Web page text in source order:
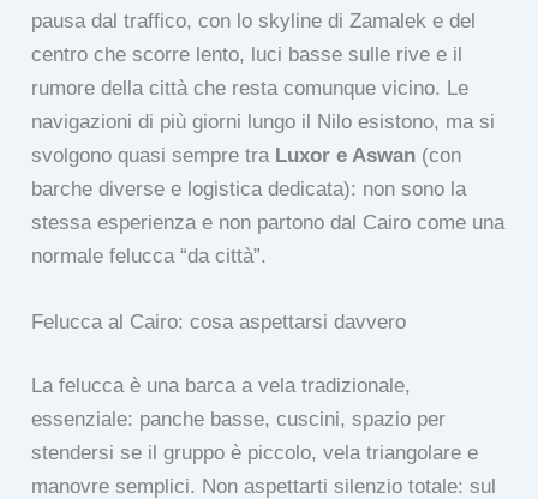
pausa dal traffico, con lo skyline di Zamalek e del
centro che scorre lento, luci basse sulle rive e il
rumore della città che resta comunque vicino. Le
navigazioni di più giorni lungo il Nilo esistono, ma si
svolgono quasi sempre tra Luxor e Aswan (con
barche diverse e logistica dedicata): non sono la
stessa esperienza e non partono dal Cairo come una
normale felucca “da città”.
Felucca al Cairo: cosa aspettarsi davvero
La felucca è una barca a vela tradizionale,
essenziale: panche basse, cuscini, spazio per
stendersi se il gruppo è piccolo, vela triangolare e
manovre semplici. Non aspettarti silenzio totale: sul